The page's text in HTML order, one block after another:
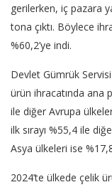
gerilerken, iç pazara
tona çıktı. Böylece
%60,2’ye indi.
Devlet Gümrük
ürün ihracatında ana
ile diğer Avrupa
ilk sırayı %55,4 ile
Asya ülkeleri ise
2024’te ülkede çelik